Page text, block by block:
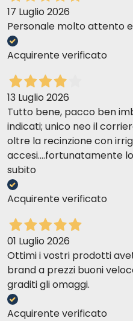
17 Luglio 2026
Personale molto attento
Acquirente verificato
13 Luglio 2026
Tutto bene, pacco ben
indicati; unico neo il
oltre la recinzione con
accesi....fortunatamente
subito
Acquirente verificato
01 Luglio 2026
Ottimi i vostri prodotti
brand a prezzi buoni
graditi gli omaggi.
Acquirente verificato